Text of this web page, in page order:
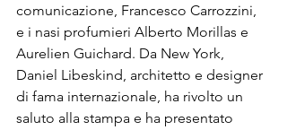
comunicazione, Francesco Carrozzini,
e i nasi profumieri Alberto Morillas e
Aurelien Guichard. Da New York,
Daniel Libeskind, architetto e designer
di fama internazionale, ha rivolto un
saluto alla stampa e ha presentato